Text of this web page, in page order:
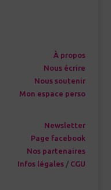
À propos
Nous écrire
Nous soutenir
Mon espace perso
Newsletter
Page facebook
Nos partenaires
Infos légales / CGU